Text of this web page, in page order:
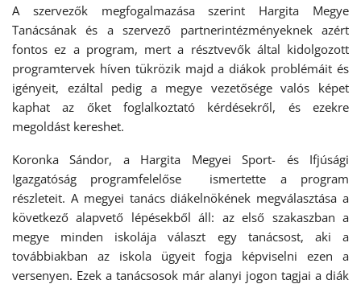
A szervezők megfogalmazása szerint Hargita Megye
Tanácsának és a szervező partnerintézményeknek azért
fontos ez a program, mert a résztvevők által kidolgozott
programtervek híven tükrözik majd a diákok problémáit és
igényeit, ezáltal pedig a megye vezetősége valós képet
kaphat az őket foglalkoztató kérdésekről, és ezekre
megoldást kereshet.
Koronka Sándor, a Hargita Megyei Sport- és Ifjúsági
Igazgatóság programfelelőse ismertette a program
részleteit. A megyei tanács diákelnökének megválasztása a
következő alapvető lépésekből áll: az első szakaszban a
megye minden iskolája választ egy tanácsost, aki a
továbbiakban az iskola ügyeit fogja képviselni ezen a
versenyen. Ezek a tanácsosok már alanyi jogon tagjai a diák